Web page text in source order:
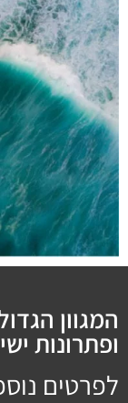
המגוון
ופתרונות
לפרטים